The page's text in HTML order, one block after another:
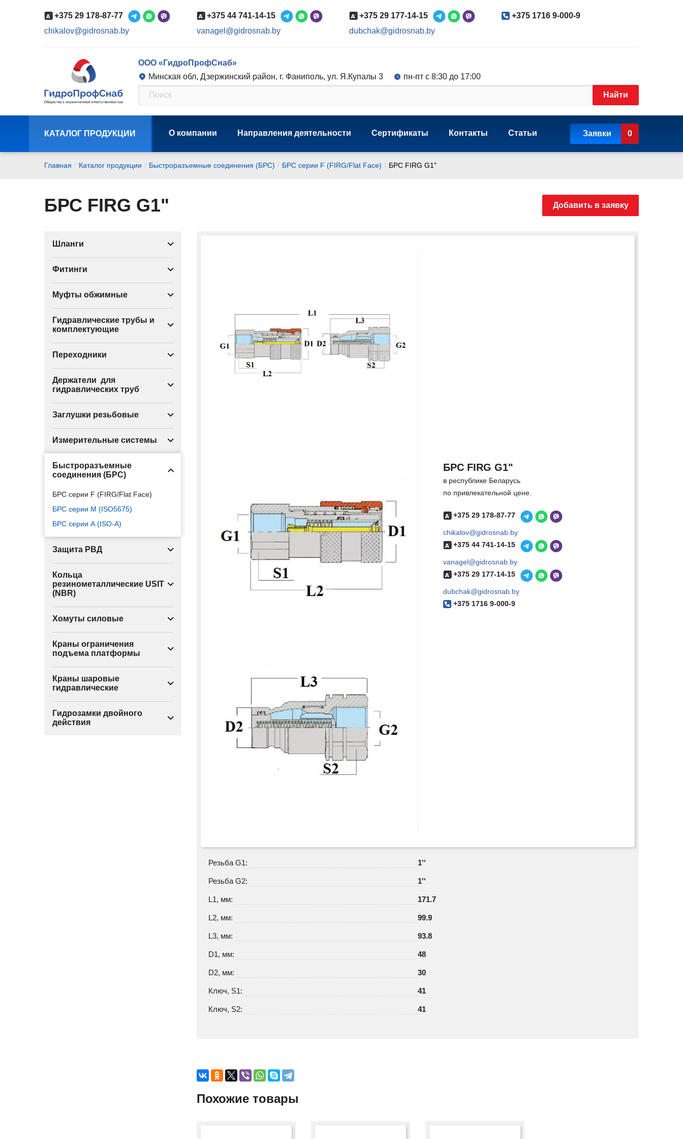
+375 29 178-87-77
chikalov@gidrosnab.by
+375 44 741-14-15
vanagel@gidrosnab.by
+375 29 177-14-15
dubchak@gidrosnab.by
+375 1716 9-000-9
ООО «ГидроПрофСнаб»
Минская обл, Дзержинский район, г. Фаниполь, ул. Я.Купалы 3
пн-пт с 8:30 до 17:00
Найти
КАТАЛОГ ПРОДУКЦИИ О компании Направления деятельности Сертификаты Контакты Статьи Заявки 0
Главная / Каталог продукции / Быстроразъемные соединения (БРС) / БРС серии F (FIRG/Flat Face) / БРС FIRG G1"
БРС FIRG G1" Добавить в заявку
Шланги
Фитинги
Муфты обжимные
Гидравлические трубы и
комплектующие
Переходники
Держатели для
гидравлических труб
Заглушки резьбовые
Измерительные системы
Быстроразъемные
соединения (БРС)
БРС серии F (FIRG/Flat Face)
БРС серии М (ISO5675)
БРС серии А (ISO-A)
Защита РВД
Кольца
резинометаллические USIT
(NBR)
Хомуты силовые
Краны ограничения
подъема платформы
Краны шаровые
гидравлические
Гидрозамки двойного
действия
БРС FIRG G1"
в республике Беларусь
по привлекательной цене.
+375 29 178-87-77
chikalov@gidrosnab.by
+375 44 741-14-15
vanagel@gidrosnab.by
+375 29 177-14-15
dubchak@gidrosnab.by
+375 1716 9-000-9
Резьба G1: 1''
Резьба G2: 1''
L1, мм: 171.7
L2, мм: 99.9
L3, мм: 93.8
D1, мм: 48
D2, мм: 30
Ключ, S1: 41
Ключ, S2: 41
Похожие товары